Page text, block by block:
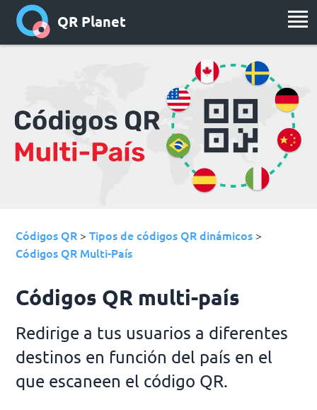
QR Planet
Códigos QR >Tipos de códigos QR dinámicos >
Códigos QR Multi-País
Códigos QR multi-país
Redirige a tus usuarios a diferentes
destinos en función del país en el
que escaneen el código QR.